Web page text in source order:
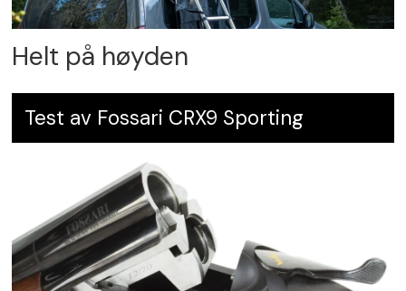
Helt på høyden
Test av Fossari CRX9 Sporting